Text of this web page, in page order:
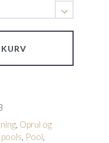
Oprul og
Pool